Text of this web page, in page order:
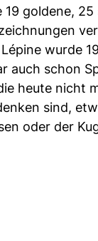
19 goldene, 25
wurde
auch schon
heute nicht
sind,
oder der